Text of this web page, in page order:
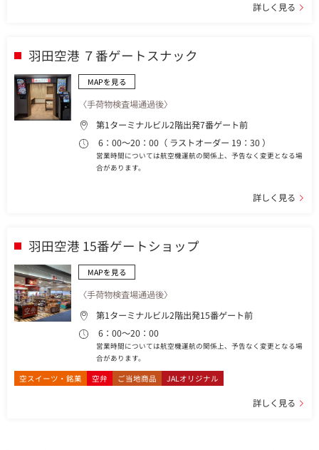
詳しく見る
羽田空港 ７番ゲートスナック
MAPを見る
〈手荷物検査場通過後〉
第1ターミナルビル2階出発7番ゲート前
6：00～20：00（ ラストオーダー 19：30 ）
営業時間については航空機運航の関係上、予告なく変更となる場
合があります。
詳しく見る
羽田空港 15番ゲートショップ
MAPを見る
〈手荷物検査場通過後〉
第1ターミナルビル2階出発15番ゲート前
6：00～20：00
営業時間については航空機運航の関係上、予告なく変更となる場
合があります。
空スイーツ・銘菓 空弁 ご当地商品 JALオリジナル
詳しく見る